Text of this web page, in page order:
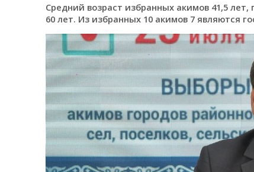
Средний возраст избранных акимов 41,5
60 лет. Из избранных 10 акимов 7 являются